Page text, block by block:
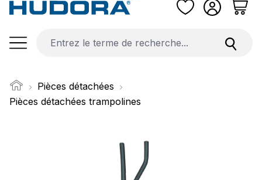
Pièces détachées
Pièces détachées trampolines